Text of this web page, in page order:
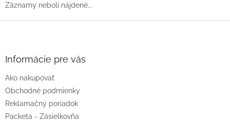
Záznamy neboli nájdené...
e
Informácie pre vás
Ako nakupovať
Obchodné podmienky
Reklamačný poriadok
Packeta - Zásielkovňa